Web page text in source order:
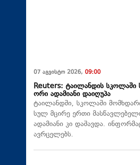
07 აგვისტო 2026, 09:00
Reuters: ტაილანდის
ორი ადამიანი დაიღუპა
ტაილანდში, სკოლაში
სულ მცირე ერთი
ადამიანი კი დაშავდა.
ავრცელებს.